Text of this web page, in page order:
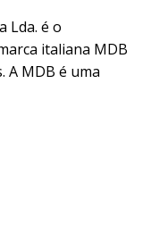
Lda. é o
italiana MDB
A MDB é uma